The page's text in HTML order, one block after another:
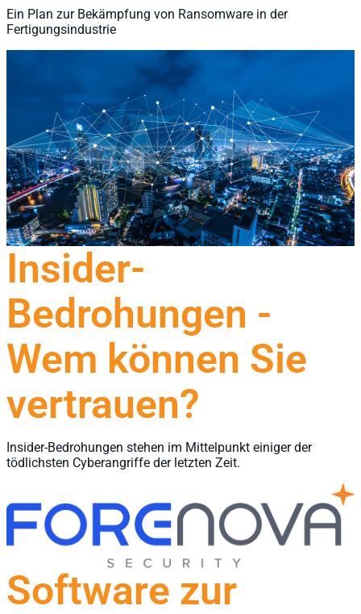
Ein Plan zur Bekämpfung von Ransomware in der
Fertigungsindustrie
Insider-
Bedrohungen -
Wem können Sie
vertrauen?
Insider-Bedrohungen stehen im Mittelpunkt einiger der
tödlichsten Cyberangriffe der letzten Zeit.
Software zur